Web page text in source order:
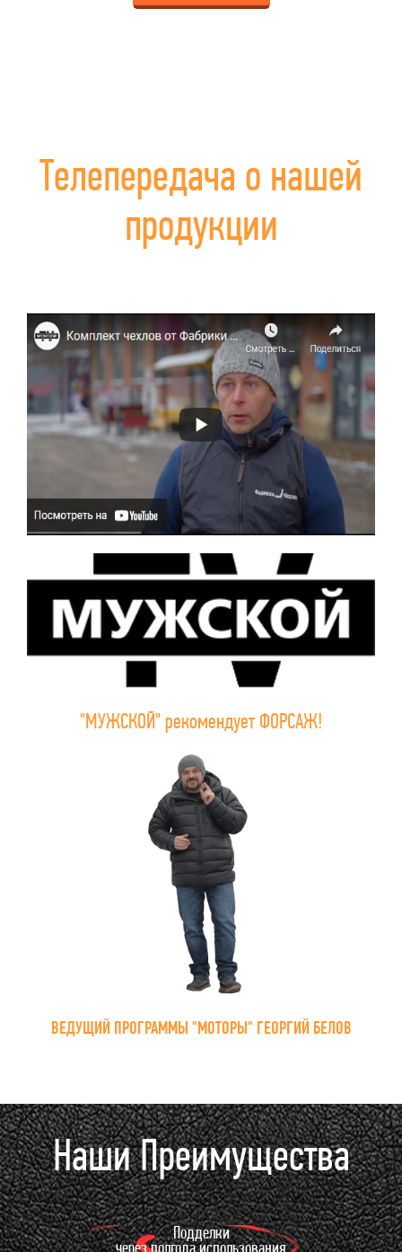
Телепередача о нашей
продукции
"МУЖСКОЙ" рекомендует ФОРСАЖ!
ВЕДУЩИЙ ПРОГРАММЫ "МОТОРЫ" ГЕОРГИЙ БЕЛОВ
Наши Преимущества
Подделки
через полгода использования